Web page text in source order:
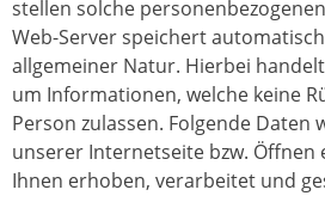
stellen solche
Web-Server speichert
allgemeiner Natur. Hierbei
um Informationen, welche keine
Person zulassen. Folgende Daten
unserer Internetseite bzw. Öffnen
Ihnen erhoben, verarbeitet und